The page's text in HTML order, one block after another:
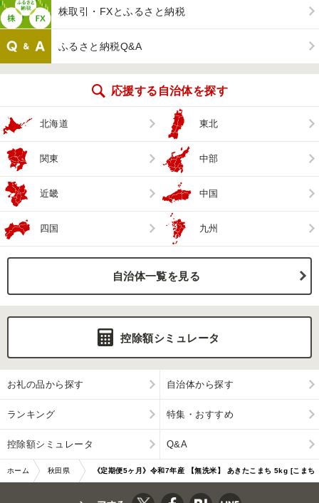
株取引・FXとふるさと納税
ふるさと納税Q&A
応援する自治体を探す
北海道 東北
関東 中部
近畿 中国
四国 九州
自治体一覧を見る
控除額シミュレータ
お礼の品から探す 自治体から探す
ランキング 特集・おすすめ
控除額シミュレータ Q&A
ホーム 秋田県 《定期便5ヶ月》令和7年産 【無洗米】 あきたこまち 5kg [こまち
ライン あきたこ…|10578